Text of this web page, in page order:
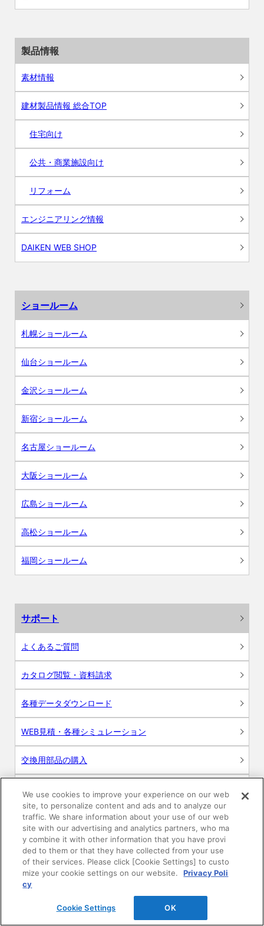
製品情報
素材情報
建材製品情報 総合TOP
住宅向け
公共・商業施設向け
リフォーム
エンジニアリング情報
DAIKEN WEB SHOP
ショールーム
札幌ショールーム
仙台ショールーム
金沢ショールーム
新宿ショールーム
名古屋ショールーム
大阪ショールーム
広島ショールーム
高松ショールーム
福岡ショールーム
サポート
よくあるご質問
カタログ閲覧・資料請求
各種データダウンロード
WEB見積・各種シミュレーション
交換用部品の購入
お問い合わせ
ログイン
建築・設計関係者様向けサイト
We use cookies to improve your experience on our web
site, to personalize content and ads and to analyze our
traffic. We share information about your use of our web
site with our advertising and analytics partners, who ma
y combine it with other information that you have provi
ded to them or that they have collected from your use
of their services. Please click [Cookie Settings] to custo
mize your cookie settings on our website.
Privacy Poli
cy
Cookie Settings OK